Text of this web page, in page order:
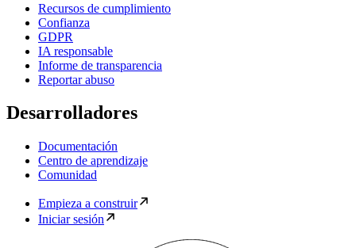
Recursos de cumplimiento
Confianza
GDPR
IA responsable
Informe de transparencia
Reportar abuso
Desarrolladores
Documentación
Centro de aprendizaje
Comunidad
Empieza a construir
Iniciar sesión